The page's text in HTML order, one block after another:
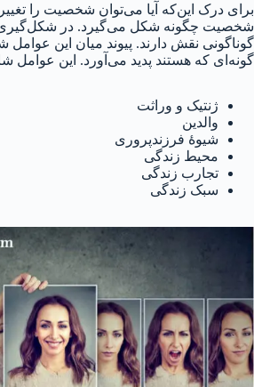
برای درک این‌که آیا می‌توان شخصیت را تغییر
شخصیت چگونه شکل می‌گیرد. در
گوناگونی نقش دارند. پیوند میان این عوامل
گونه‌ای که هستند پدید می‌آورد. این عوامل
ژنتیک و وراثت
والدین
شیوهٔ فرزندپروری
محیط زندگی
تجارب زندگی
سبک زندگی